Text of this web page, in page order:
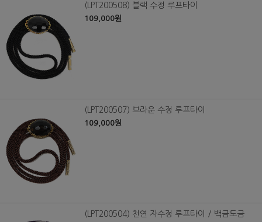
(LPT200508) 블랙 수정 루프타이
109,000원
(LPT200507) 브라운 수정 루프타이
109,000원
(LPT200504) 천연 자수정 루프타이 / 백금도금